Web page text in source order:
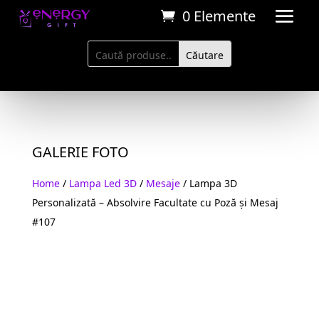
0 Elemente
GALERIE FOTO
Home/ Lampa Led 3D/ Mesaje/ Lampa 3D
Personalizată – Absolvire Facultate cu Poză și Mesaj
#107